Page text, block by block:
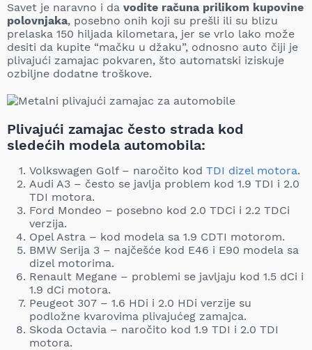
Savet je naravno i da vodite računa prilikom kupovine
polovnjaka, posebno onih koji su prešli ili su blizu
prelaska 150 hiljada kilometara, jer se vrlo lako može
desiti da kupite “mačku u džaku”, odnosno auto čiji je
plivajući zamajac pokvaren, što automatski iziskuje
ozbiljne dodatne troškove.
Plivajući zamajac često strada kod
sledećih modela automobila:
Volkswagen Golf – naročito kod TDI dizel motora.
Audi A3 – često se javlja problem kod 1.9 TDI i 2.0
TDI motora.
Ford Mondeo – posebno kod 2.0 TDCi i 2.2 TDCi
verzija.
Opel Astra – kod modela sa 1.9 CDTI motorom.
BMW Serija 3 – najčešće kod E46 i E90 modela sa
dizel motorima.
Renault Megane – problemi se javljaju kod 1.5 dCi i
1.9 dCi motora.
Peugeot 307 – 1.6 HDi i 2.0 HDi verzije su
podložne kvarovima plivajućeg zamajca.
Skoda Octavia – naročito kod 1.9 TDI i 2.0 TDI
motora.